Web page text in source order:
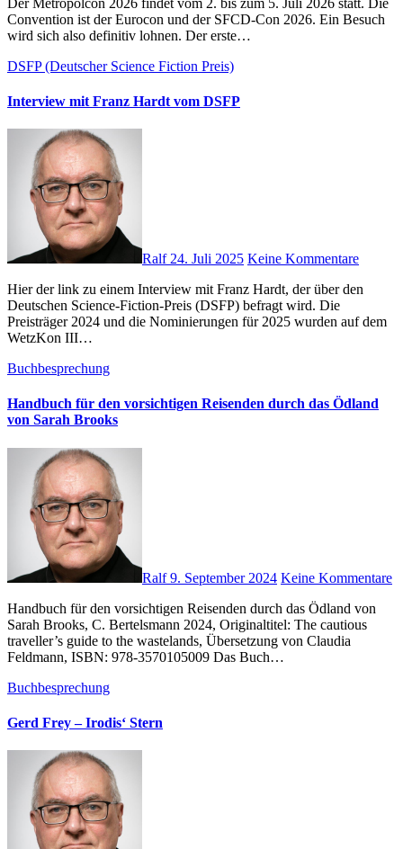
Convention ist der Eurocon und der SFCD-Con 2026. Ein Besuch
wird sich also definitiv lohnen. Der erste…
DSFP (Deutscher Science Fiction Preis)
Interview mit Franz Hardt vom DSFP
Ralf 24. Juli 2025 Keine Kommentare
Hier der link zu einem Interview mit Franz Hardt, der über den
Deutschen Science-Fiction-Preis (DSFP) befragt wird. Die
Preisträger 2024 und die Nominierungen für 2025 wurden auf dem
WetzKon III…
Buchbesprechung
Handbuch für den vorsichtigen Reisenden durch das Ödland
von Sarah Brooks
Ralf9. September 2024 Keine Kommentare
Handbuch für den vorsichtigen Reisenden durch das Ödland von
Sarah Brooks, C. Bertelsmann 2024, Originaltitel: The cautious
traveller’s guide to the wastelands, Übersetzung von Claudia
Feldmann, ISBN: 978-3570105009 Das Buch…
Buchbesprechung
Gerd Frey – Irodis‘ Stern